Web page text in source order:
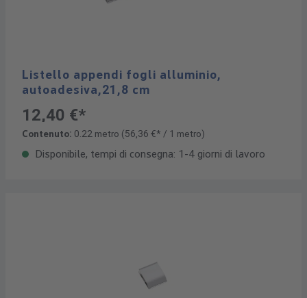
Listello appendi fogli alluminio,
autoadesiva,21,8 cm
12,40 €*
Contenuto: 0.22 metro (56,36 €* / 1 metro)
Disponibile, tempi di consegna: 1-4 giorni di lavoro